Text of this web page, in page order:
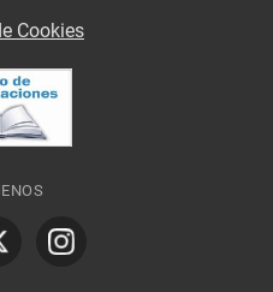
Cookies